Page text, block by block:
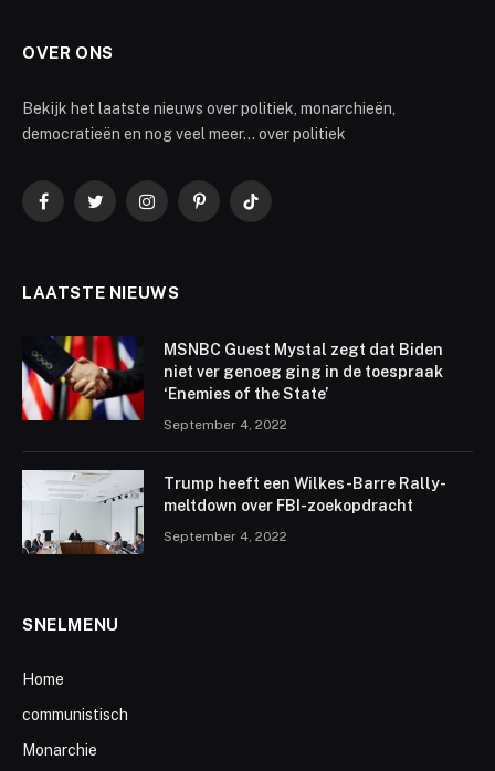
OVER ONS
Bekijk het laatste nieuws over politiek, monarchieën,
democratieën en nog veel meer... over politiek
FacebookTwitterInstagramPinterestTikTok
LAATSTE NIEUWS
MSNBC Guest Mystal zegt dat Biden
niet ver genoeg ging in de toespraak
‘Enemies of the State’
September 4, 2022
Trump heeft een Wilkes-Barre Rally-
meltdown over FBI-zoekopdracht
September 4, 2022
SNELMENU
Home
communistisch
Monarchie